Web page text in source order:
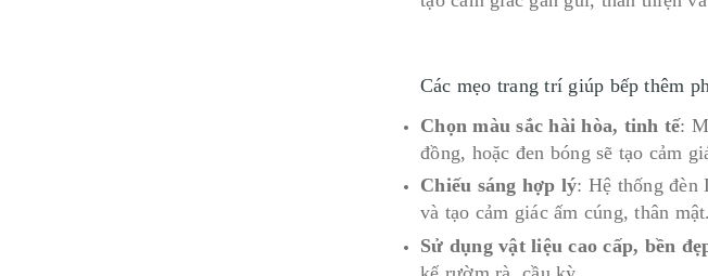
Các mẹo trang trí giúp bếp thêm
Chọn màu sắc hài hòa, tinh tế:
đồng, hoặc đen bóng sẽ tạo cảm
Chiếu sáng hợp lý: Hệ thống đèn
và tạo cảm giác ấm cúng, thân mật.
Sử dụng vật liệu cao cấp, bền